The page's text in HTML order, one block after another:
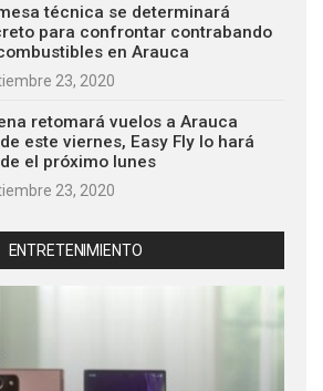
técnica se determinará
para confrontar contrabando
en Arauca
23, 2020
retomará vuelos a Arauca
este viernes, Easy Fly lo hará
el próximo lunes
23, 2020
ENTRETENIMIENTO